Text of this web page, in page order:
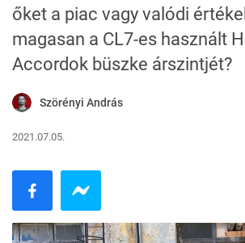
őket a piac vagy valódi
magasan a CL7-es használt
Accordok büszke árszintjét?
Szörényi András
2021.07.05.